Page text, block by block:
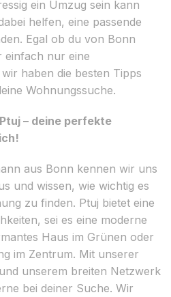
ein Umzug sein kann
helfen, eine passende
Egal ob du von Bonn
einfach nur eine
haben die besten Tipps
Wohnungssuche.
– deine perfekte
aus Bonn kennen wir uns
und wissen, wie wichtig es
zu finden. Ptuj bietet eine
sei es eine moderne
Haus im Grünen oder
im Zentrum. Mit unserer
unserem breiten Netzwerk
bei deiner Suche. Wir